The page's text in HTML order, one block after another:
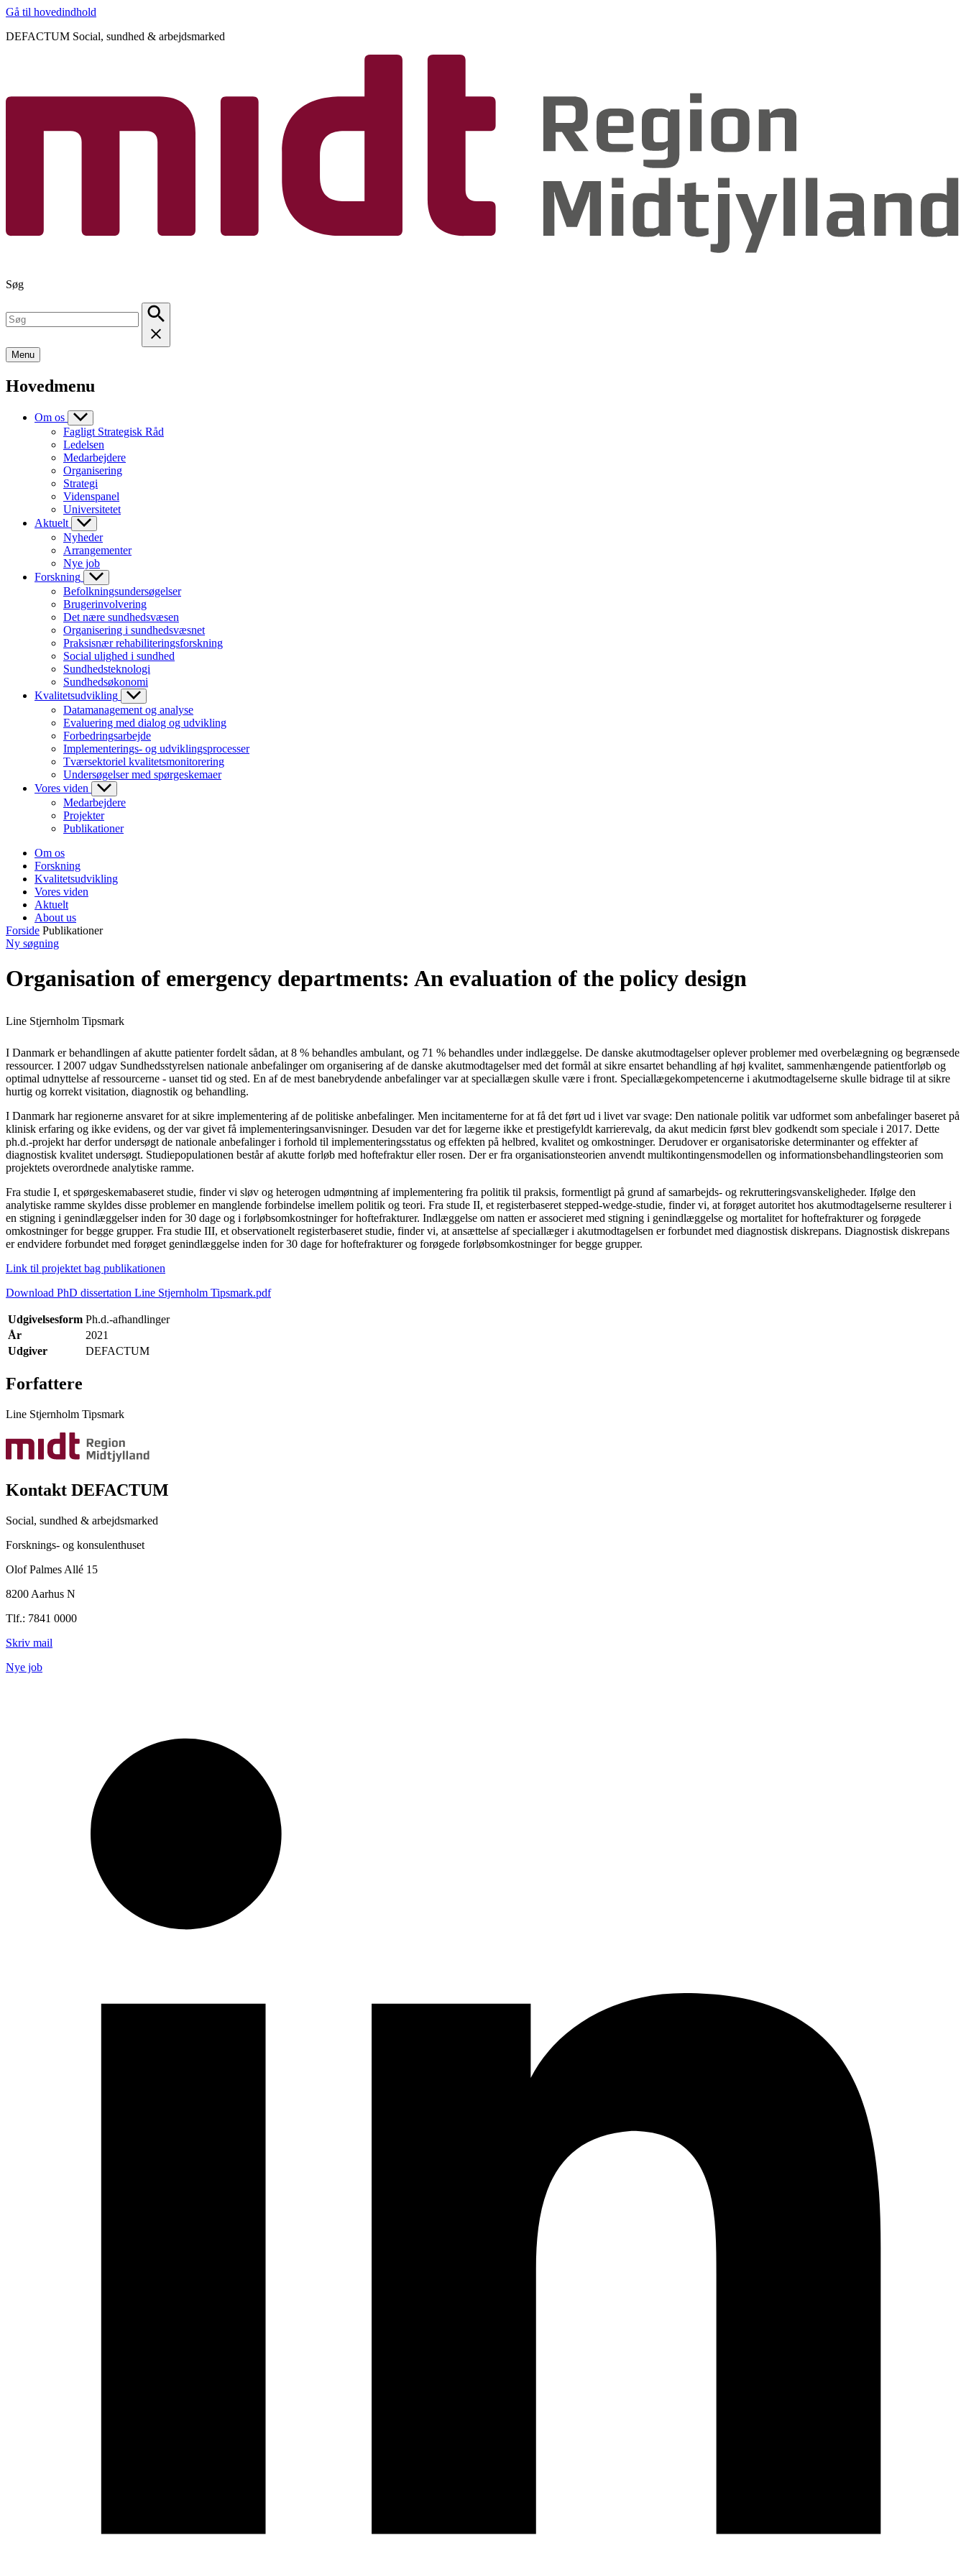
Gå til hovedindhold
DEFACTUM Social, sundhed & arbejdsmarked
Søg
Menu
Hovedmenu
Om os
Fagligt Strategisk Råd
Ledelsen
Medarbejdere
Organisering
Strategi
Videnspanel
Universitetet
Aktuelt
Nyheder
Arrangementer
Nye job
Forskning
Befolkningsundersøgelser
Brugerinvolvering
Det nære sundhedsvæsen
Organisering i sundhedsvæsnet
Praksisnær rehabiliteringsforskning
Social ulighed i sundhed
Sundhedsteknologi
Sundhedsøkonomi
Kvalitetsudvikling
Datamanagement og analyse
Evaluering med dialog og udvikling
Forbedringsarbejde
Implementerings- og udviklingsprocesser
Tværsektoriel kvalitetsmonitorering
Undersøgelser med spørgeskemaer
Vores viden
Medarbejdere
Projekter
Publikationer
Om os
Forskning
Kvalitetsudvikling
Vores viden
Aktuelt
About us
Forside Publikationer
Ny søgning
Organisation of emergency departments: An evaluation of the policy design
Line Stjernholm Tipsmark
I Danmark er behandlingen af akutte patienter fordelt sådan, at 8 % behandles ambulant, og 71 % behandles under indlæggelse. De danske akutmodtagelser oplever problemer med overbelægning og begrænsede
ressourcer. I 2007 udgav Sundhedsstyrelsen nationale anbefalinger om organisering af de danske akutmodtagelser med det formål at sikre ensartet behandling af høj kvalitet, sammenhængende patientforløb og
optimal udnyttelse af ressourcerne - uanset tid og sted. En af de mest banebrydende anbefalinger var at speciallægen skulle være i front. Speciallægekompetencerne i akutmodtagelserne skulle bidrage til at sikre
hurtig og korrekt visitation, diagnostik og behandling.
I Danmark har regionerne ansvaret for at sikre implementering af de politiske anbefalinger. Men incitamenterne for at få det ført ud i livet var svage: Den nationale politik var udformet som anbefalinger baseret på
klinisk erfaring og ikke evidens, og der var givet få implementeringsanvisninger. Desuden var det for lægerne ikke et prestigefyldt karrierevalg, da akut medicin først blev godkendt som speciale i 2017. Dette
ph.d.-projekt har derfor undersøgt de nationale anbefalinger i forhold til implementeringsstatus og effekten på helbred, kvalitet og omkostninger. Derudover er organisatoriske determinanter og effekter af
diagnostisk kvalitet undersøgt. Studiepopulationen består af akutte forløb med hoftefraktur eller rosen. Der er fra organisationsteorien anvendt multikontingensmodellen og informationsbehandlingsteorien som
projektets overordnede analytiske ramme.
Fra studie I, et spørgeskemabaseret studie, finder vi sløv og heterogen udmøntning af implementering fra politik til praksis, formentligt på grund af samarbejds- og rekrutteringsvanskeligheder. Ifølge den
analytiske ramme skyldes disse problemer en manglende forbindelse imellem politik og teori. Fra stude II, et registerbaseret stepped-wedge-studie, finder vi, at forøget autoritet hos akutmodtagelserne resulterer i
en stigning i genindlæggelser inden for 30 dage og i forløbsomkostninger for hoftefrakturer. Indlæggelse om natten er associeret med stigning i genindlæggelse og mortalitet for hoftefrakturer og forøgede
omkostninger for begge grupper. Fra studie III, et observationelt registerbaseret studie, finder vi, at ansættelse af speciallæger i akutmodtagelsen er forbundet med diagnostisk diskrepans. Diagnostisk diskrepans
er endvidere forbundet med forøget genindlæggelse inden for 30 dage for hoftefrakturer og forøgede forløbsomkostninger for begge grupper.
Link til projektet bag publikationen
Download PhD dissertation Line Stjernholm Tipsmark.pdf
Udgivelsesform Ph.d.-afhandlinger
År
2021
Udgiver
DEFACTUM
Forfattere
Line Stjernholm Tipsmark
Kontakt DEFACTUM
Social, sundhed & arbejdsmarked
Forsknings- og konsulenthuset
Olof Palmes Allé 15
8200 Aarhus N
Tlf.: 7841 0000
Skriv mail
Nye job